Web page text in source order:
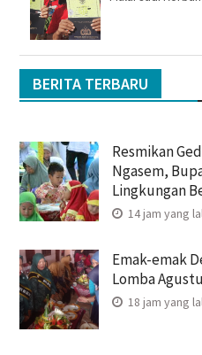
BERITA TERBARU
Resmikan
Ngasem,
Lingkungan
14 jam yang
Emak-emak
Lomba
18 jam yang